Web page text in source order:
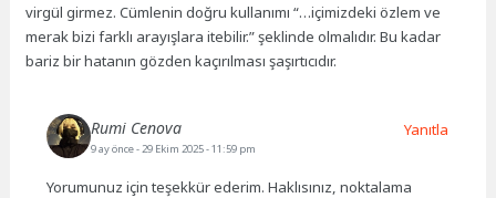
virgül girmez. Cümlenin doğru kullanımı “…içimizdeki özlem ve
merak bizi farklı arayışlara itebilir.” şeklinde olmalıdır. Bu kadar
bariz bir hatanın gözden kaçırılması şaşırtıcıdır.
Rumi Cenova
9 ay önce- 29 Ekim 2025 - 11:59 pm
Yorumunuz için teşekkür ederim. Haklısınız, noktalama
Yanıtla